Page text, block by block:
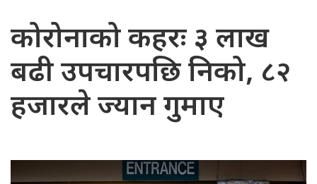
कोरोनाको कहरः ३ लाख
बढी उपचारपछि निको, ८२
हजारले ज्यान गुमाए